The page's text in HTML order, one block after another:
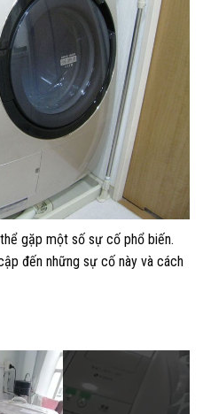
gặp một số sự cố phổ biến.
đến những sự cố này và cách